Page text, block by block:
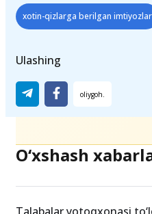
imtiyoz Xotin-qizlar granti
xotin-qizlarga berilgan imtiyozlar
Ulashing
O‘xshash xabarlar